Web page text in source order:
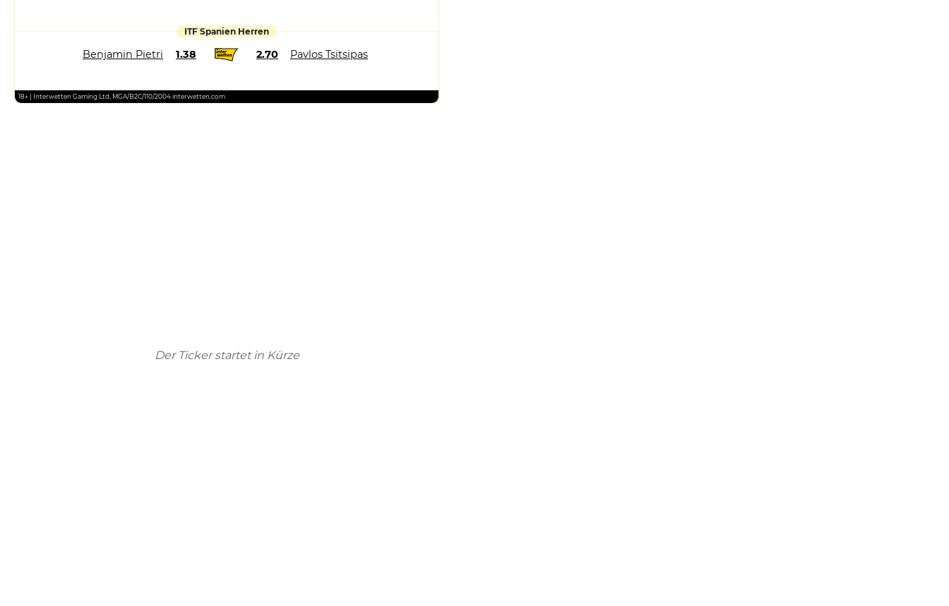
ITF Spanien Herren
Benjamin Pietri 1.38 2.70 Pavlos Tsitsipas
18+ | Interwetten Gaming Ltd. MGA/B2C/110/2004 interwetten.com
Der Ticker startet in Kürze